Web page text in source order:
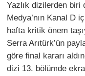
Yazlık dizilerden biri
Medya’nın Kanal D
hafta kritik önem
Serra Arıtürk’ün
göre final kararı
dizi 13. bölümde